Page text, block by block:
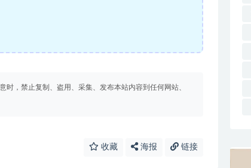
，禁止复制、盗用、采集、发布本站内容到任何网站、
收藏 海报 链接